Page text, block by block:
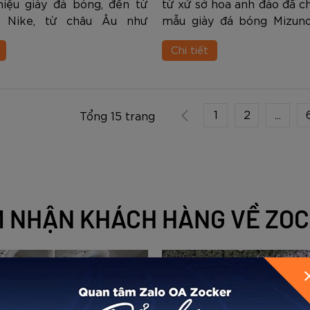
giày đá bóng, đến từ
Nike, từ châu Âu như
và từ châu Á như
Xuất phát từ một
từ xứ sở hoa anh đào đã
mẫu giày đá bóng
Neo III PRO. Đây là một
bộ sưu tập “Reach
Chi tiết
Tổng 15 trang 1 2
NHẬN KHÁCH HÀNG VỀ